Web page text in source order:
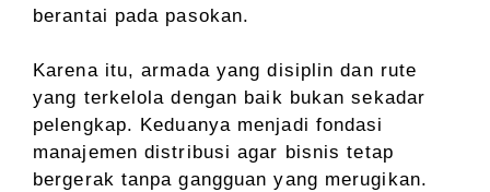
berantai pada pasokan.
Karena itu, armada yang disiplin dan rute
yang terkelola dengan baik bukan sekadar
pelengkap. Keduanya menjadi fondasi
manajemen distribusi agar bisnis tetap
bergerak tanpa gangguan yang merugikan.